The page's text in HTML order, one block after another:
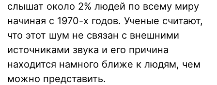
слышат около 2% людей по всему миру
начиная с 1970-х годов. Ученые считают,
что этот шум не связан с внешними
источниками звука и его причина
находится намного ближе к людям, чем
можно представить.